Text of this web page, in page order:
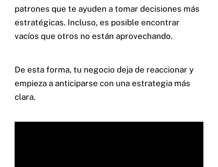
patrones que te ayuden a tomar decisiones más
estratégicas. Incluso, es posible encontrar
vacíos que otros no están aprovechando.
De esta forma, tu negocio deja de reaccionar y
empieza a anticiparse con una estrategia más
clara.